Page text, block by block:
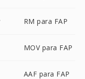
RM para FAP
MOV para FAP
AAF para FAP